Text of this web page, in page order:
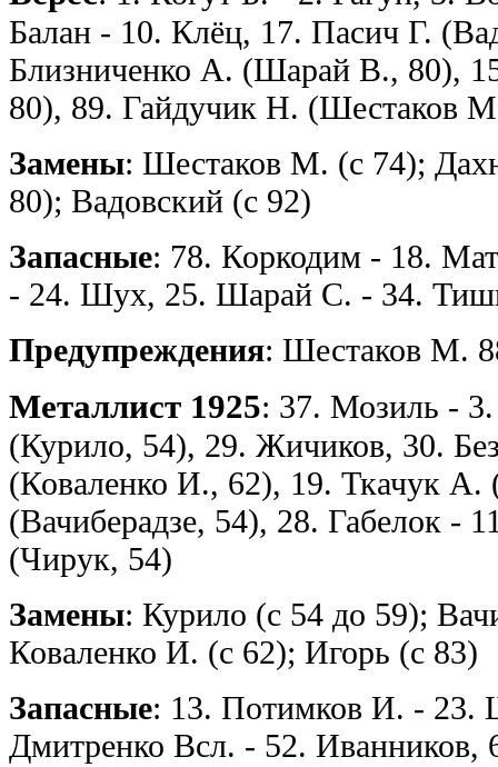
Балан - 10. Клёц, 17. Пасич Г.
Близниченко А. (Шарай В., 80),
80), 89. Гайдучик Н. (Шестаков
Замены: Шестаков М. (с 74);
80); Вадовский (с 92)
Запасные: 78. Коркодим - 18.
- 24. Шух, 25. Шарай С. - 34.
Предупреждения: Шестаков М.
Металлист 1925: 37. Мозиль -
(Курило, 54), 29. Жичиков, 30.
(Коваленко И., 62), 19. Ткачук А.
(Вачиберадзе, 54), 28. Габелок -
(Чирук, 54)
Замены: Курило (с 54 до 59);
Коваленко И. (с 62); Игорь (с 83)
Запасные: 13. Потимков И. -
Дмитренко Всл. - 52.